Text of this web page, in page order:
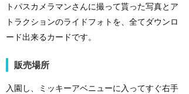
トパスカメラマンさんに撮って貰った写真とア
トラクションのライドフォトを、全てダウンロ
ード出来るカードです。
販売場所
入園し、ミッキーアベニューに入ってすぐ右手